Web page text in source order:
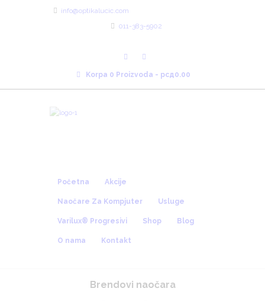
info@optikalucic.com
011-383-5902
Korpa 0 Proizvoda - рсд0.00
Početna Akcije
Naočare Za Kompjuter Usluge
Varilux® Progresivi Shop Blog
O nama Kontakt
Brendovi naočara